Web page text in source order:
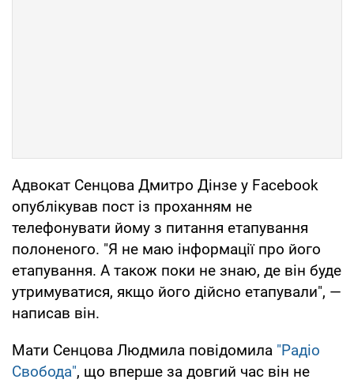
Адвокат Сенцова Дмитро Дінзе у Facebook
опублікував пост із проханням не
телефонувати йому з питання етапування
полоненого. "Я не маю інформації про його
етапування. А також поки не знаю, де він буде
утримуватися, якщо його дійсно етапували", —
написав він.
Мати Сенцова Людмила повідомила "Радіо
Свобода", що вперше за довгий час він не